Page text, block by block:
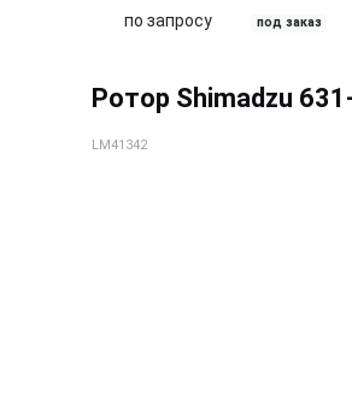
по запросу под заказ
Ротор Shimadzu
LM41342